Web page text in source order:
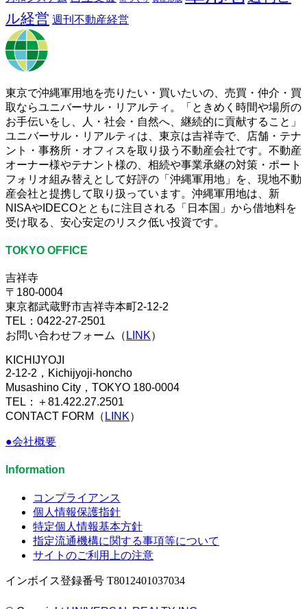
ル経営 週刊不動産経営
東京で沖縄軍用地を売りたい・買いたいの、売買・仲介・買
取ならユニバーサル・リアルティ。「ときめく時間や場所の
お手伝いをし、人・社会・自然へ、継続的に貢献すること」
ユニバーサル・リアルティは、東京は吉祥寺で、店舗・テナ
ント・事務所・オフィスを取り扱う不動産会社です。不動産
オーナー様やテナント様の、相続や事業承継の対策・ポート
フォリオ組み替えとして好評の「沖縄軍用地」を、現地不動
産会社と提携して取り扱っています。沖縄軍用地は、新
NISAやIDECOとともに注目される「日本国」から借地料を
受け取る、安心安定のリスク低い投資です。
TOKYO OFFICE
吉祥寺
〒180-0004
東京都武蔵野市吉祥寺本町2-12-2
TEL：0422-27-2501
お問い合わせフォーム（ LINK）
KICHIJYOJI
2-12-2，Kichijyoji-honcho
Musashino City，TOKYO 180-0004
TEL：＋81.422.27.2501
CONTACT FORM（ LINK）
●会社概要
Information
コンプライアンス
個人情報保護指針
特定個人情報基本方針
指定流通機構に関する事項等について
サイトのご利用上の注意
インボイス登録番号 T8012401037034